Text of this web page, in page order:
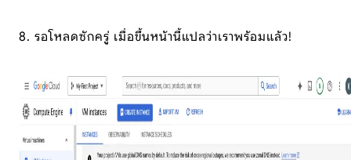
8. รอโหลดซักครู่ เมื่อขึ้นหน้านี้แปลว่าเราพร้อมแล้ว!